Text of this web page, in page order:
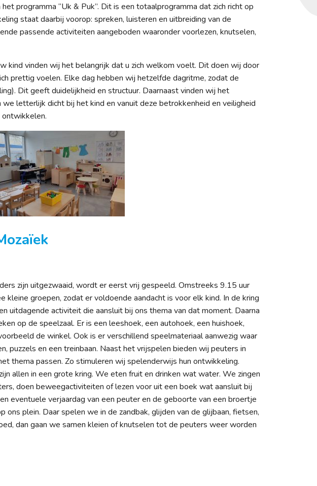
programma “Uk & Puk”. Dit is een totaalprogramma dat zich richt op
staat daarbij voorop: spreken, luisteren en uitbreiding van de
passende activiteiten aangeboden waaronder voorlezen, knutselen,
kind vinden wij het belangrijk dat u zich welkom voelt. Dit doen wij door
prettig voelen. Elke dag hebben wij hetzelfde dagritme, zodat de
Dit geeft duidelijkheid en structuur. Daarnaast vinden wij het
letterlijk dicht bij het kind en vanuit deze betrokkenheid en veiligheid
ontwikkelen.
zijn uitgezwaaid, wordt er eerst vrij gespeeld. Omstreeks 9.15 uur
groepen, zodat er voldoende aandacht is voor elk kind. In de kring
uitdagende activiteit die aansluit bij ons thema van dat moment. Daarna
op de speelzaal. Er is een leeshoek, een autohoek, een huishoek,
de winkel. Ook is er verschillend speelmateriaal aanwezig waar
puzzels en een treinbaan. Naast het vrijspelen bieden wij peuters in
thema passen. Zo stimuleren wij spelenderwijs hun ontwikkeling.
allen in een grote kring. We eten fruit en drinken wat water. We zingen
doen beweegactiviteiten of lezen voor uit een boek wat aansluit bij
eventuele verjaardag van een peuter en de geboorte van een broertje
ons plein. Daar spelen we in de zandbak, glijden van de glijbaan, fietsen,
dan gaan we samen kleien of knutselen tot de peuters weer worden